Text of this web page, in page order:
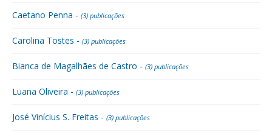
Caetano Penna - (3) publicações
Carolina Tostes - (3) publicações
Bianca de Magalhães de Castro - (3) publicações
Luana Oliveira - (3) publicações
José Vinícius S. Freitas - (3) publicações